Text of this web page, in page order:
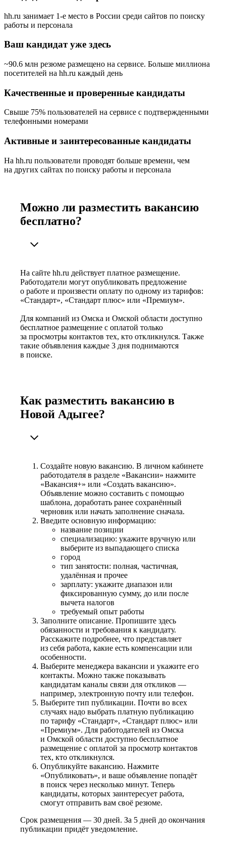
hh.ru занимает 1-е место в России среди сайтов по поиску
работы и персонала
Ваш кандидат уже здесь
~90.6 млн резюме размещено на сервисе. Больше миллиона
посетителей на hh.ru каждый день
Качественные и проверенные кандидаты
Свыше 75% пользователей на сервисе с подтвержденными
телефонными номерами
Активные и заинтересованные кандидаты
На hh.ru пользователи проводят больше времени, чем
на других сайтах по поиску работы и персонала
Можно ли разместить вакансию
бесплатно?
На сайте hh.ru действует платное размещение.
Работодатели могут опубликовать предложение
о работе и произвести оплату по одному из тарифов:
«Стандарт», «Стандарт плюс» или «Премиум».
Для компаний из Омска и Омской области доступно
бесплатное размещение с оплатой только
за просмотры контактов тех, кто откликнулся. Также
такие объявления каждые 3 дня поднимаются
в поиске.
Как разместить вакансию в
Новой Адыгее?
Создайте новую вакансию. В личном кабинете
работодателя в разделе «Вакансии» нажмите
«Вакансия+» или «Создать вакансию».
Объявление можно составить с помощью
шаблона, доработать ранее сохранённый
черновик или начать заполнение сначала.
Введите основную информацию:
название позиции
специализацию: укажите вручную или
выберите из выпадающего списка
город
тип занятости: полная, частичная,
удалённая и прочее
зарплату: укажите диапазон или
фиксированную сумму, до или после
вычета налогов
требуемый опыт работы
Заполните описание. Пропишите здесь
обязанности и требования к кандидату.
Расскажите подробнее, что представляет
из себя работа, какие есть компенсации или
особенности.
Выберите менеджера вакансии и укажите его
контакты. Можно также показывать
кандидатам каналы связи для откликов —
например, электронную почту или телефон.
Выберите тип публикации. Почти во всех
случаях надо выбрать платную публикацию
по тарифу «Стандарт», «Стандарт плюс» или
«Премиум». Для работодателей из Омска
и Омской области доступно бесплатное
размещение с оплатой за просмотр контактов
тех, кто откликнулся.
Опубликуйте вакансию. Нажмите
«Опубликовать», и ваше объявление попадёт
в поиск через несколько минут. Теперь
кандидаты, которых заинтересует работа,
смогут отправить вам своё резюме.
Срок размещения — 30 дней. За 5 дней до окончания
публикации придёт уведомление.